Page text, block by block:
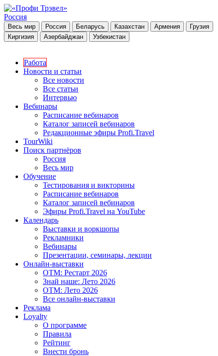
Россия
Весь мир Россия Беларусь Казахстан Армения
Грузия
Киргизия
Азербайджан Узбекистан
Работа
Новости и статьи
Все новости
Все статьи
Интервью
Вебинары
Расписание вебинаров
Каталог записей вебинаров
Редакционные эфиры Profi.Travel
TourWiki
Поиск партнёров
Россия
Весь мир
Обучение
Тестирования и викторины
Расписание вебинаров
Каталог записей вебинаров
Эфиры Profi.Travel на YouTube
Календарь
Выставки и воркшопы
Рекламники
Вебинары
Презентации, семинары, лекции
Онлайн-выставки
OTM: Рестарт 2026
Знай наше: Лето 2026
OTM: Лето 2026
Все онлайн-выставки
Реклама
Loyalty
О программе
Правила
Рейтинг
Внести бронь